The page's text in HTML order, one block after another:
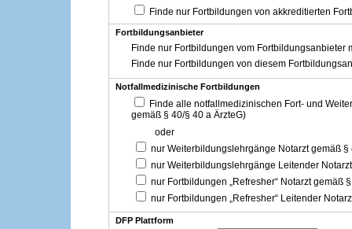
Finde nur Fortbildungen von akkreditierten
Fortbildungsanbieter
Finde nur Fortbildungen vom Fortbildungsanbieter
Finde nur Fortbildungen von diesem
Notfallmedizinische Fortbildungen
Finde alle notfallmedizinischen Fort- und
gemäß § 40/§ 40 a ÄrzteG)
oder
nur Weiterbildungslehrgänge Notarzt gemäß §
nur Weiterbildungslehrgänge Leitender
nur Fortbildungen „Refresher“ Notarzt gemäß
nur Fortbildungen „Refresher“ Leitender
DFP Plattform